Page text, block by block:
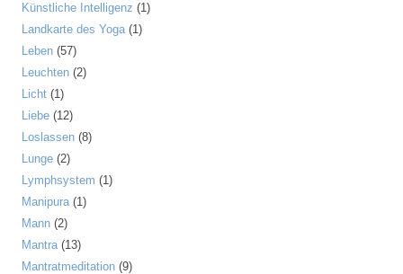
Künstliche Intelligenz (1)
Landkarte des Yoga(1)
Leben (57)
Leuchten (2)
Licht (1)
Liebe (12)
Loslassen (8)
Lunge (2)
Lymphsystem (1)
Manipura(1)
Mann (2)
Mantra(13)
Mantratmeditation (9)